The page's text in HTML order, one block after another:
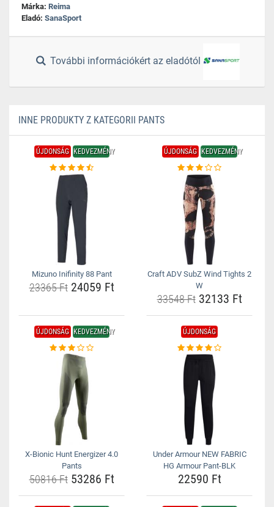
Márka: Reima
Eladó: SanaSport
További információkért az eladótól
INNE PRODUKTY Z KATEGORII PANTS
ÚJDONSÁG KEDVEZMÉNY
Mizuno Inifinity 88 Pant
23365 Ft24059 Ft
ÚJDONSÁG KEDVEZMÉNY
Craft ADV SubZ Wind Tights 2
W
33548 Ft32133 Ft
ÚJDONSÁG KEDVEZMÉNY
X-Bionic Hunt Energizer 4.0
Pants
50816 Ft53286 Ft
ÚJDONSÁG
Under Armour NEW FABRIC
HG Armour Pant-BLK
22590 Ft